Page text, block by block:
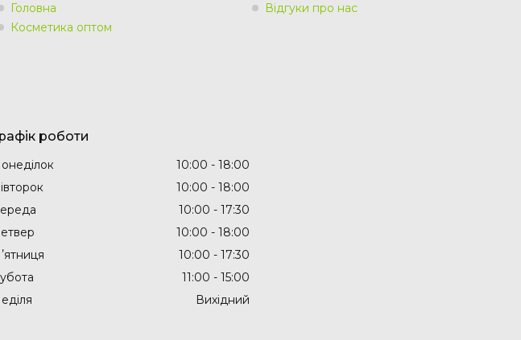
Головна
Косметика оптом
Відгуки про нас
роботи
10:00
18:00
10:00
18:00
10:00
17:30
10:00
18:00
10:00
17:30
11:00
15:00
Вихідний